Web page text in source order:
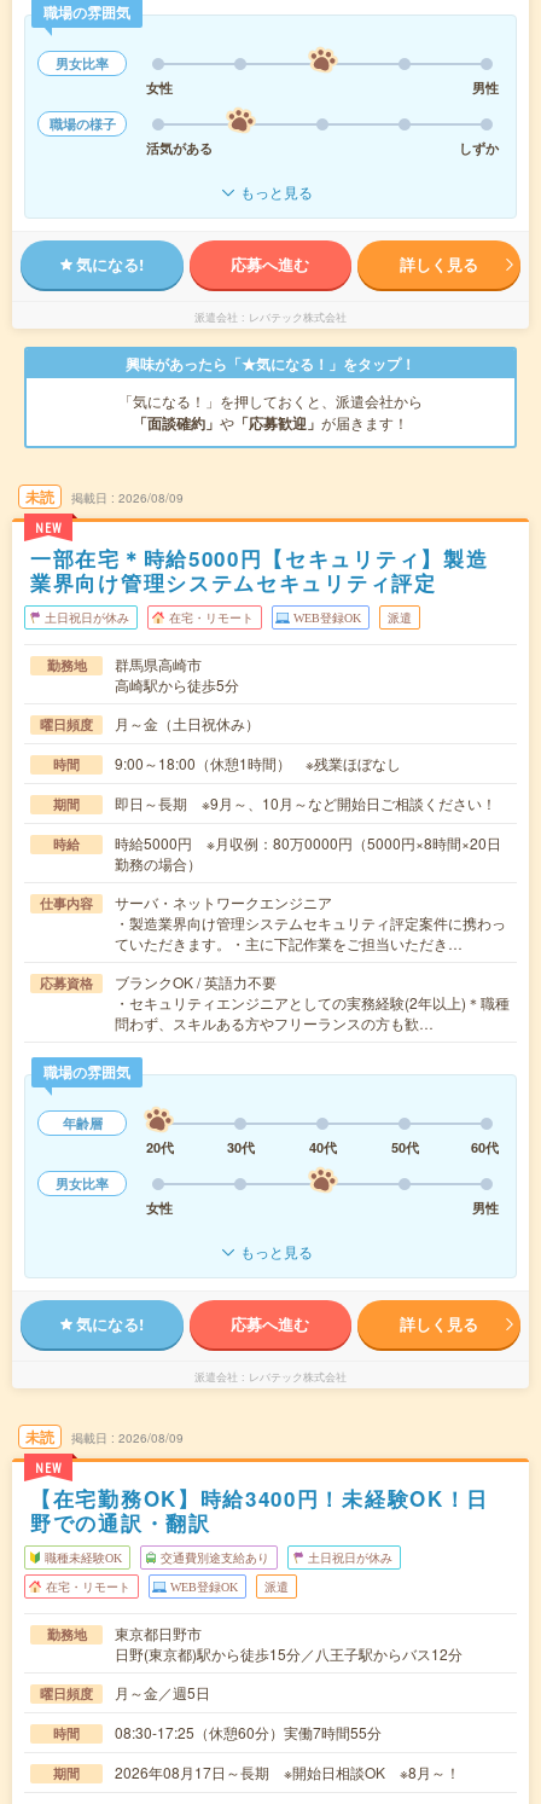
職場の雰囲気
男女比率
女性
男性
職場の様子
活気がある
しずか
もっと見る
気になる! 応募へ進む 詳しく見る
派遣会社 レバテック株式会社
興味があったら「★気になる！」をタップ！
「気になる！」を押しておくと、派遣会社から
「面談確約」 や 「応募歓迎」 が届きます！
未読
NEW
掲載日 2026/08/09
一部在宅＊時給5000円【セキュリティ】製造
業界向け管理システムセキュリティ評定
土日祝日が休み 在宅・リモート WEB登録OK 派遣
勤務地
群馬県高崎市
高崎駅から徒歩5分
曜日頻度 月～金（土日祝休み）
時間 9:00～18:00（休憩1時間） ※残業ほぼなし
期間 即日～長期 ※9月～、10月～など開始日ご相談ください！
時給
時給5000円 ※月収例：80万0000円（5000円×8時間×20日
勤務の場合）
仕事内容
サーバ・ネットワークエンジニア
・製造業界向け管理システムセキュリティ評定案件に携わっ
ていただきます。・主に下記作業をご担当いただき…
応募資格
ブランクOK / 英語力不要
・セキュリティエンジニアとしての実務経験(2年以上)＊職種
問わず、スキルある方やフリーランスの方も歓…
職場の雰囲気
年齢層
20代
30代 40代 50代
60代
男女比率
女性
男性
もっと見る
気になる! 応募へ進む 詳しく見る
派遣会社 レバテック株式会社
未読
NEW
掲載日 2026/08/09
【在宅勤務OK】時給3400円！未経験OK！日
野での通訳・翻訳
職種未経験OK 交通費別途支給あり 土日祝日が休み
在宅・リモート WEB登録OK 派遣
勤務地
東京都日野市
日野(東京都)駅から徒歩15分／八王子駅からバス12分
曜日頻度 月～金／週5日
時間 08:30-17:25（休憩60分）実働7時間55分
期間
2026年08月17日～長期 ※開始日相談OK ※8月～！